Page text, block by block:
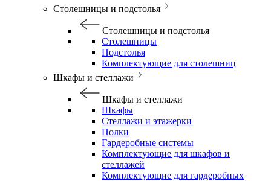
Столешницы и подстолья
Столешницы и подстолья
Столешницы
Подстолья
Комплектующие для столешниц
Шкафы и стеллажи
Шкафы и стеллажи
Шкафы
Стеллажи и этажерки
Полки
Гардеробные системы
Комплектующие для шкафов и
стеллажей
Комплектующие для гардеробных